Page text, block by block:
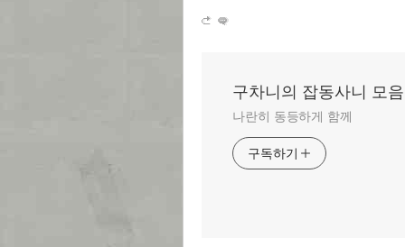
구차니의 잡동사니 모음
나란히 동등하게 함께
구독하기